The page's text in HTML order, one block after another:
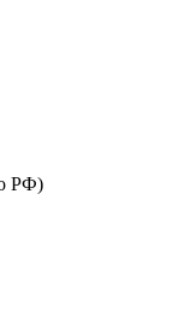
РФ)